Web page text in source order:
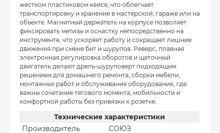
жестком пластиковом кейсе, что облегчает
транспортировку и хранение в мастерской, гараже или на
объекте. Магнитный держатель на корпусе позволяет
фиксировать метизы и оснастку непосредственно на
инструменте, что ускоряет работу и сокращает лишние
движения при смене бит и шурупов. Реверс, плавная
электронная регулировка оборотов и щеточный
двигатель делают дрель-шуруповерт подходящим
решением для домашнего ремонта, сборки мебели,
монтажных работ и обслуживания оборудования, где
важны сочетание тягового момента, мобильности и
комфортной работы без привязки к розетке.
Технические характеристики
Производитель
СОЮЗ